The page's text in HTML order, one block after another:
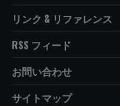
リンク & リファレンス
RSS フィード
お問い合わせ
サイトマップ